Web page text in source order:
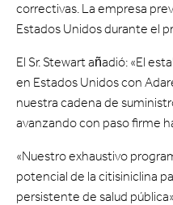
correctivas. La empresa
Estados Unidos durante el
El Sr. Stewart añadió: «El
en Estados Unidos con
nuestra cadena de
avanzando con paso firme
«Nuestro exhaustivo
potencial de la citisiniclina
persistente de salud